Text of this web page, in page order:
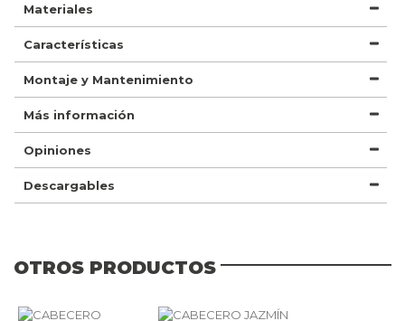
Materiales
Características
Montaje y Mantenimiento
Más información
Opiniones
Descargables
OTROS PRODUCTOS